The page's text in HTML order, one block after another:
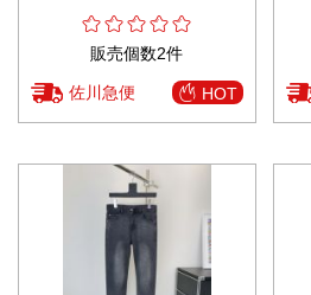
販売個数2件
佐川急便 HOT